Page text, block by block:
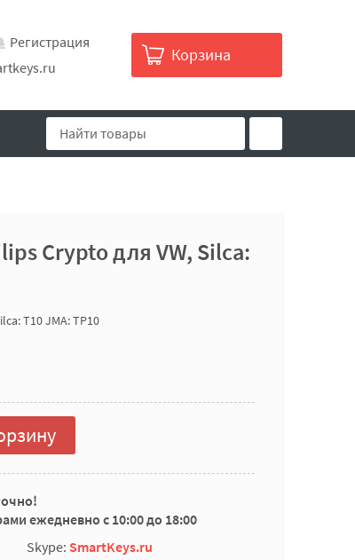
Регистрация
Корзина
Crypto для VW, Silca:
T10 JMA: TP10
ежедневно с 10:00 до 18:00
Skype: SmartKeys.ru